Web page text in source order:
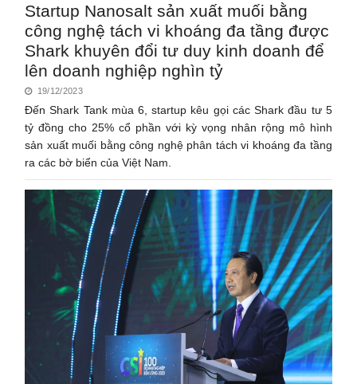
Startup Nanosalt sản xuất muối bằng
công nghệ tách vi khoáng đa tầng được
Shark khuyên đổi tư duy kinh doanh để
lên doanh nghiệp nghìn tỷ
19/12/2023
Đến Shark Tank mùa 6, startup kêu gọi các Shark đầu tư 5
tỷ đồng cho 25% cổ phần với kỳ vọng nhân rộng mô hình
sản xuất muối bằng công nghệ phân tách vi khoáng đa tầng
ra các bờ biển của Việt Nam.